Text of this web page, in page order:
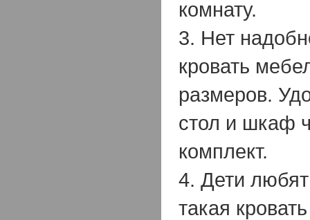
комнату.
3. Нет
кровать
размеров.
стол и шкаф
комплект.
4. Дети
такая